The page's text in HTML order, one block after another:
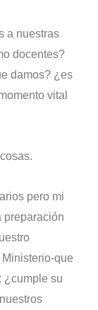
a nuestras
docentes?
damos? ¿es
vital
pero mi
preparación
que
¿cumple su